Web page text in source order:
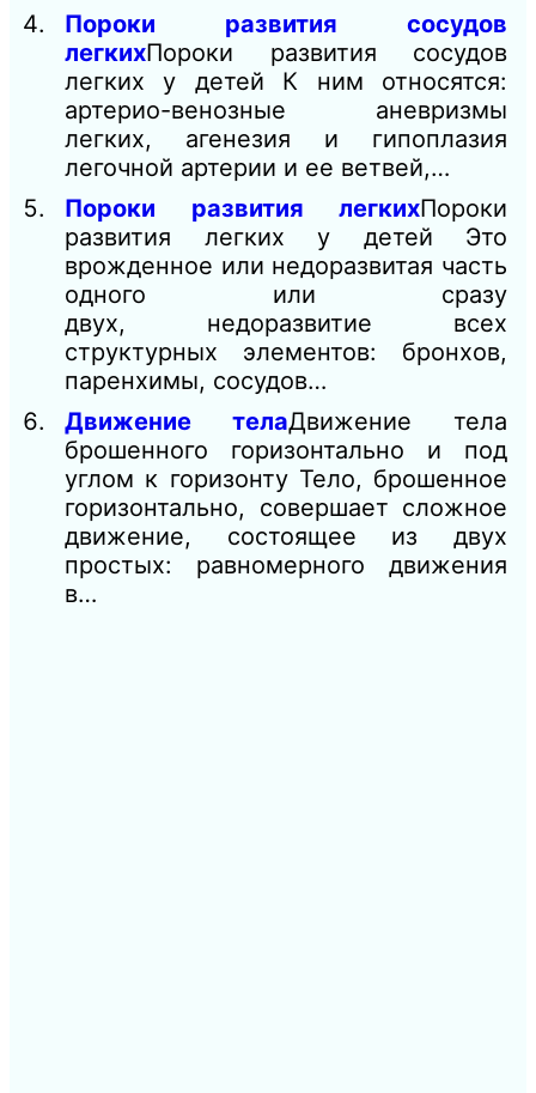
Пороки развития сосудов
легкихПороки развития сосудов
легких у детей К ним относятся:
артерио-венозные аневризмы
легких, агенезия и гипоплазия
легочной артерии и ее ветвей,…
Пороки развития легкихПороки
развития легких у детей Это
врожденное или недоразвитая часть
одного или сразу
двух, недоразвитие всех
структурных элементов: бронхов,
паренхимы, сосудов…
Движение телаДвижение тела
брошенного горизонтально и под
углом к горизонту Тело, брошенное
горизонтально, совершает сложное
движение, состоящее из двух
простых: равномерного движения
в…